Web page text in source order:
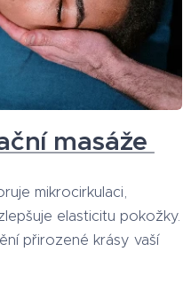
masáže
mikrocirkulaci,
elasticitu pokožky.
přirozené krásy vaší